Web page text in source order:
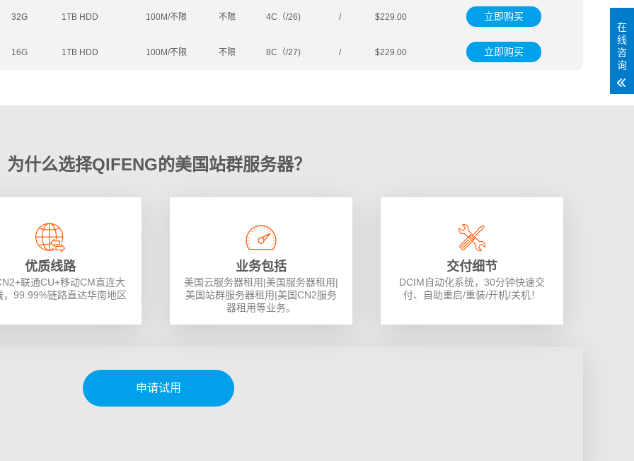
32G 1TB HDD 100M/不限 不限 4C（/26) / $229.00 立即购买
16G 1TB HDD 100M/不限 不限 8C（/27) / $229.00 立即购买
为什么选择QIFENG的美国站群服务器？
优质线路
联通CU+移动CM直连大
，99.99%链路直达华南地区
业务包括
美国云服务器租用|美国服务器租用|
美国站群服务器租用|美国CN2服务
器租用等业务。
交付细节
DCIM自动化系统，30分钟快速交
付、自助重启/重装/开机/关机！
申请试用
在
线
咨
询